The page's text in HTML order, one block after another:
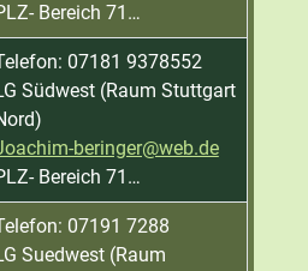
Bereich 71…
07181 9378552
Südwest (Raum Stuttgart
beringer@web.de
Bereich 71…
07191 7288
Suedwest (Raum